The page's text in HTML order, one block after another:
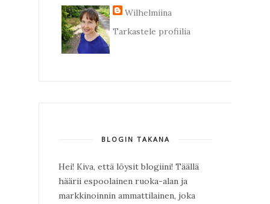
Wilhelmiina
Tarkastele profiilia
BLOGIN TAKANA
Hei! Kiva, että löysit blogiini! Täällä
häärii espoolainen ruoka-alan ja
markkinoinnin ammattilainen, joka